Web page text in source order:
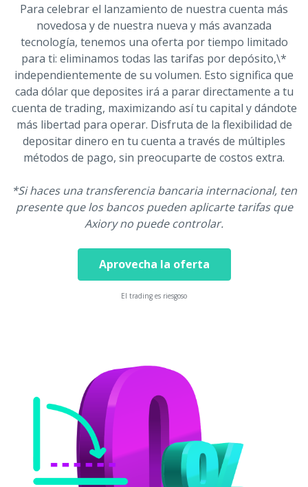
Para celebrar el lanzamiento de nuestra cuenta más
novedosa y de nuestra nueva y más avanzada
tecnología, tenemos una oferta por tiempo limitado
para ti: eliminamos todas las tarifas por depósito,\*
independientemente de su volumen. Esto significa que
cada dólar que deposites irá a parar directamente a tu
cuenta de trading, maximizando así tu capital y dándote
más libertad para operar. Disfruta de la flexibilidad de
depositar dinero en tu cuenta a través de múltiples
métodos de pago, sin preocuparte de costos extra.
*Si haces una transferencia bancaria internacional, ten
presente que los bancos pueden aplicarte tarifas que
Axiory no puede controlar.
Aprovecha la oferta
El trading es riesgoso